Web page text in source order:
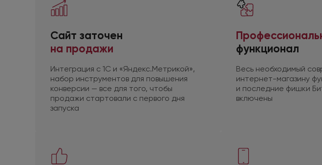
Сайт заточен
на продажи
Интеграция с 1С и «Яндекс.Метрикой»,
набор инструментов для повышения
конверсии — все для того, чтобы
продажи стартовали с первого дня
запуска
функционал
Весь необходимый
интернет-магазину
и последние фишки
включены